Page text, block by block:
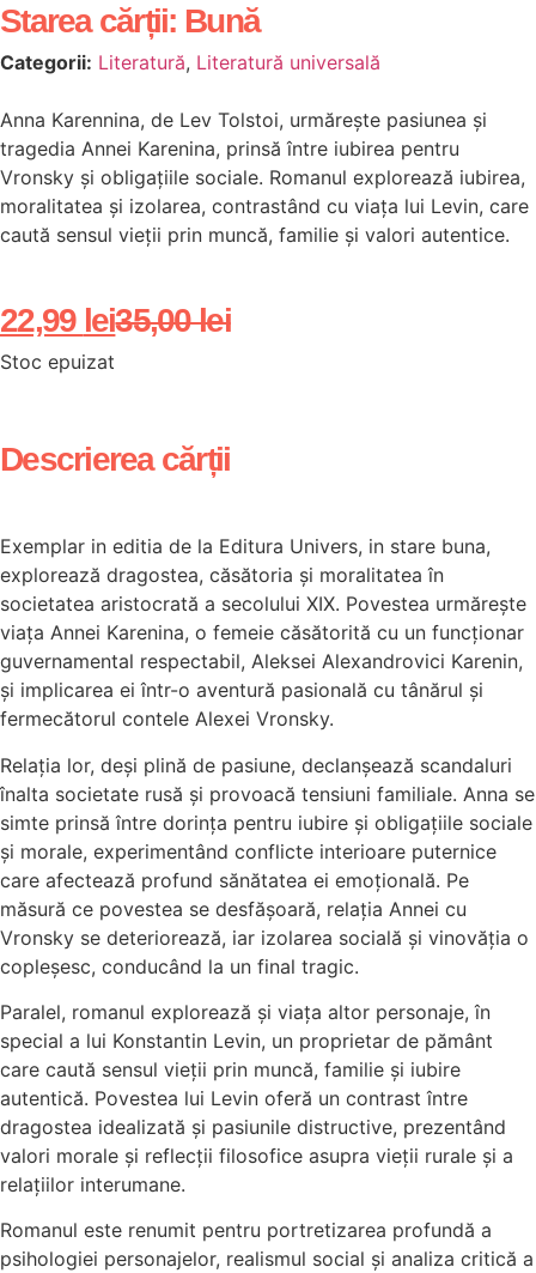
Starea cărții: Bună
Categorii: Literatură, Literatură universală
Anna Karennina, de Lev Tolstoi, urmărește pasiunea și
tragedia Annei Karenina, prinsă între iubirea pentru
Vronsky și obligațiile sociale. Romanul explorează iubirea,
moralitatea și izolarea, contrastând cu viața lui Levin, care
caută sensul vieții prin muncă, familie și valori autentice.
35,00lei
22,99 lei
Stoc epuizat
Descrierea cărții
Exemplar in editia de la Editura Univers, in stare buna,
explorează dragostea, căsătoria și moralitatea în
societatea aristocrată a secolului XIX. Povestea urmărește
viața Annei Karenina, o femeie căsătorită cu un funcționar
guvernamental respectabil, Aleksei Alexandrovici Karenin,
și implicarea ei într-o aventură pasională cu tânărul și
fermecătorul contele Alexei Vronsky.
Relația lor, deși plină de pasiune, declanșează scandaluri
înalta societate rusă și provoacă tensiuni familiale. Anna se
simte prinsă între dorința pentru iubire și obligațiile sociale
și morale, experimentând conflicte interioare puternice
care afectează profund sănătatea ei emoțională. Pe
măsură ce povestea se desfășoară, relația Annei cu
Vronsky se deteriorează, iar izolarea socială și vinovăția o
copleșesc, conducând la un final tragic.
Paralel, romanul explorează și viața altor personaje, în
special a lui Konstantin Levin, un proprietar de pământ
care caută sensul vieții prin muncă, familie și iubire
autentică. Povestea lui Levin oferă un contrast între
dragostea idealizată și pasiunile distructive, prezentând
valori morale și reflecții filosofice asupra vieții rurale și a
relațiilor interumane.
Romanul este renumit pentru portretizarea profundă a
psihologiei personajelor, realismul social și analiza critică a